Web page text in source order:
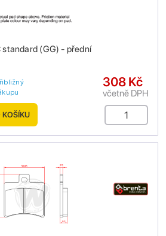
standard (GG) - přední
308 Kč
včetně DPH
KOŠÍKU